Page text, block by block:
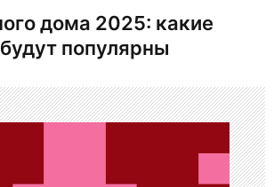
дома 2025: какие
популярны